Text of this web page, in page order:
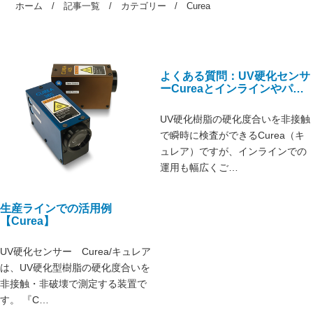
ホーム 記事一覧 カテゴリー Curea
生産ラインでの活用例
【Curea】
UV硬化センサー Curea/キュレア
は、UV硬化型樹脂の硬化度合いを
非接触・非破壊で測定する装置で
す。 『C…
よくある質問：UV硬化センサ
ーCureaとインラインやパソ
UV硬化樹脂の硬化度合いを非接触
で瞬時に検査ができるCurea（キ
ュレア）ですが、インラインでの
運用も幅広くご…